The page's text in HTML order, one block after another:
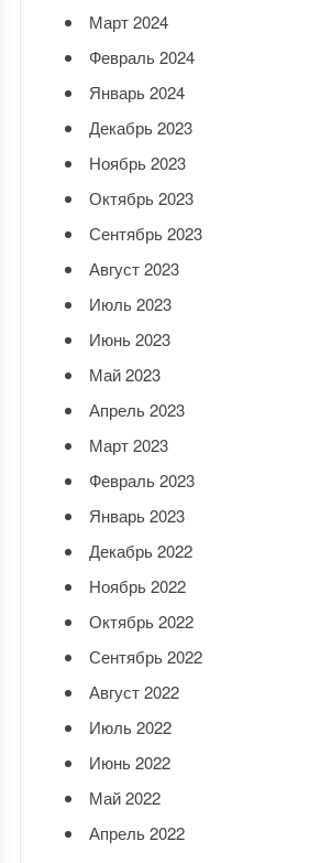
Март 2024
Февраль 2024
Январь 2024
Декабрь 2023
Ноябрь 2023
Октябрь 2023
Сентябрь 2023
Август 2023
Июль 2023
Июнь 2023
Май 2023
Апрель 2023
Март 2023
Февраль 2023
Январь 2023
Декабрь 2022
Ноябрь 2022
Октябрь 2022
Сентябрь 2022
Август 2022
Июль 2022
Июнь 2022
Май 2022
Апрель 2022